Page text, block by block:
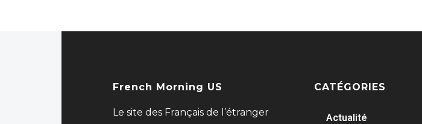
French Morning US
Le site des Français de l’étranger
CATÉGORIES
Actualité